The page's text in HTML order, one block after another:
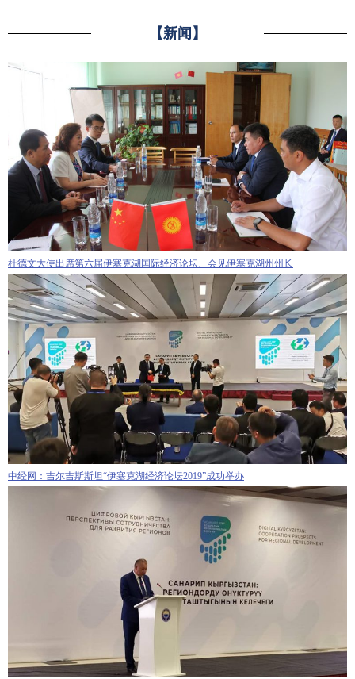
【新闻】
杜德文大使出席第六届伊塞克湖国际经济论坛、会见伊塞克湖州州长
中经网：吉尔吉斯斯坦“伊塞克湖经济论坛2019”成功举办